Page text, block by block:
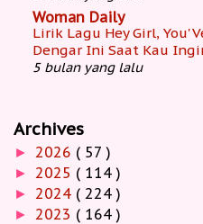
Woman Daily
Lirik Lagu Hey Girl,
Dengar Ini Saat Kau
5 bulan yang lalu
Archives
► 2026 ( 57 )
► 2025 ( 114 )
► 2024 ( 224 )
► 2023 ( 164 )